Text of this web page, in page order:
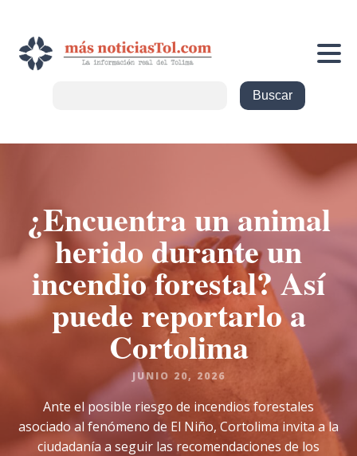
¿Encuentra un animal
herido durante un
incendio forestal? Así
puede reportarlo a
Cortolima
JUNIO 20, 2026
Ante el posible riesgo de incendios forestales
asociado al fenómeno de El Niño, Cortolima invita a la
ciudadanía a seguir las recomendaciones de los